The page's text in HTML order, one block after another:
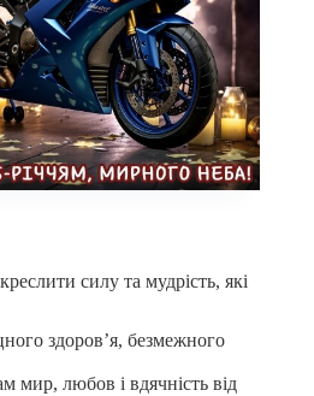
силу та мудрість, які
здоров’я, безмежного
мир, любов і вдячність від